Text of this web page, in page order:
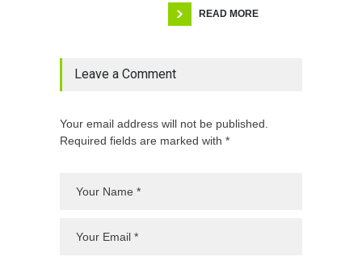
READ MORE
Leave a Comment
Your email address will not be published.
Required fields are marked with *